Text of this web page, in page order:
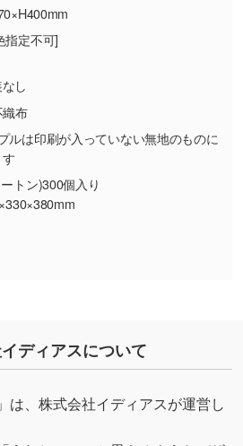
定も承っております。→
らキャラクター部分だけを
ータや、使いたいキャラク
はっきりしているデータは切
す。→
の背景が足りない／塗り足
ない
印刷範囲よりも小さい場
ードを入れたい／QRコード
ければ、QRコードを生成
ご相談にも応じています。
経過している場合
よる返品・交換依頼(商
注文間違い等)
指定不可]
し
布
ルは印刷が入っていない無地のものに
トン)300個入り
ディアスについて
は、株式会社イディアスが運営し